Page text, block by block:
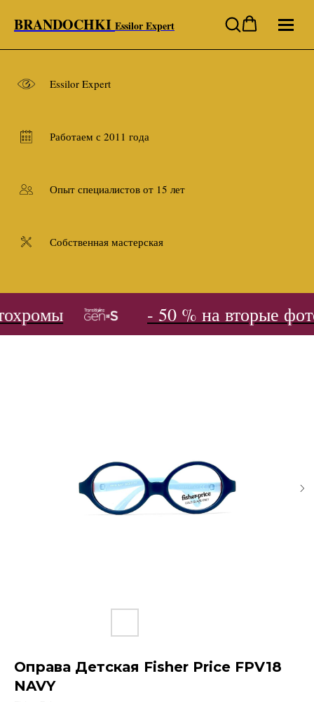
BRANDOCHKI Essilor Expert
Essilor Expert
Работаем с 2011 года
Опыт специалистов от 15 лет
Собственная мастерская
- 50 % на вторые
Оправа Детская Fisher Price FPV18
NAVY